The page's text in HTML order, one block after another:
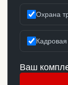
Охрана
Ваш